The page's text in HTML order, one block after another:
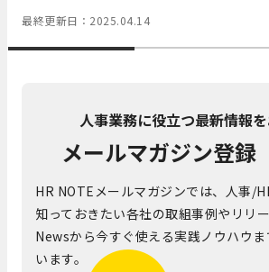
最終更新日： 2025.04.14
人事業務に役立つ最新情報を
メールマガジン登録
HR NOTEメールマガジンでは、人事/
知っておきたい各社の取組事例やリリ
Newsから今すぐ使える実践ノウハウ
います。